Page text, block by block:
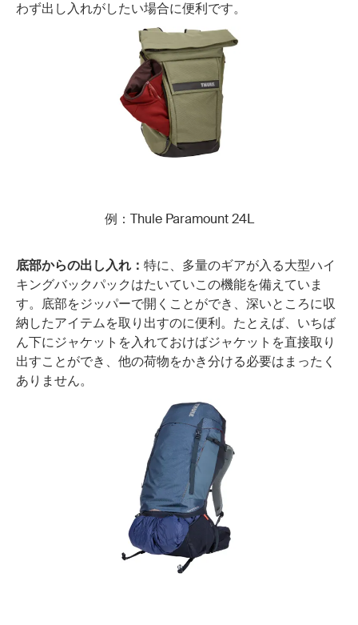
わず出し入れがしたい場合に便利です。
例：Thule Paramount 24L
底部からの出し入れ： 特に、多量のギアが入る大型ハイ
キングバックパックはたいていこの機能を備えていま
す。底部をジッパーで開くことができ、深いところに収
納したアイテムを取り出すのに便利。たとえば、いちば
ん下にジャケットを入れておけばジャケットを直接取り
出すことができ、他の荷物をかき分ける必要はまったく
ありません。